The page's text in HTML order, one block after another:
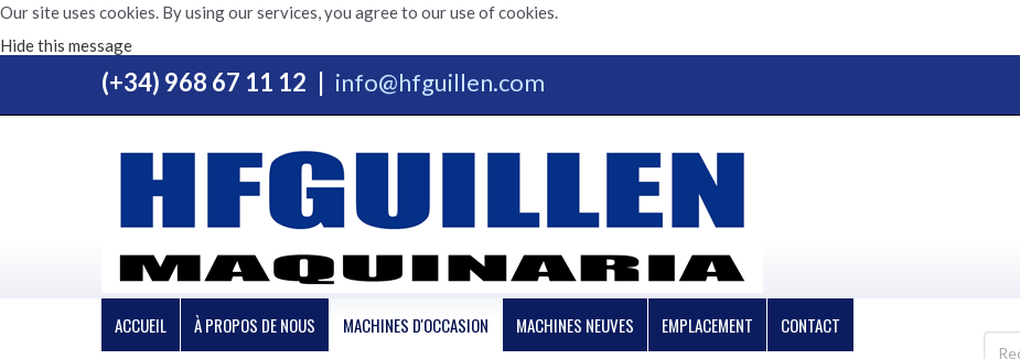
Our site uses cookies. By using our services, you agree to our use of cookies.
Hide this message
(+34) 968 67 11 12 info@hfguillen.com
ACCUEIL À PROPOS DE NOUS MACHINES D'OCCASION MACHINES NEUVES EMPLACEMENT CONTACT